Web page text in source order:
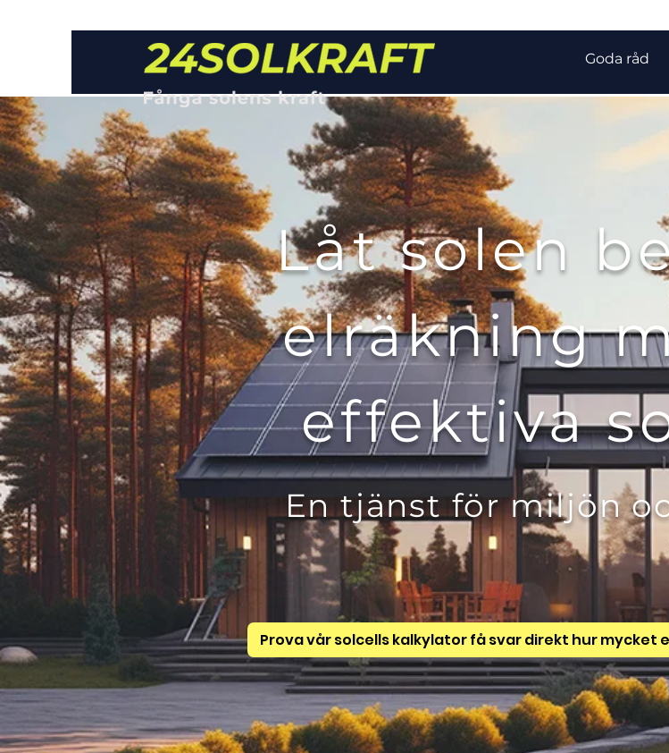
Goda råd
Låt solen
elräkning
effektiva
En tjänst för miljön
Prova vår solcells kalkylator få svar direkt hur